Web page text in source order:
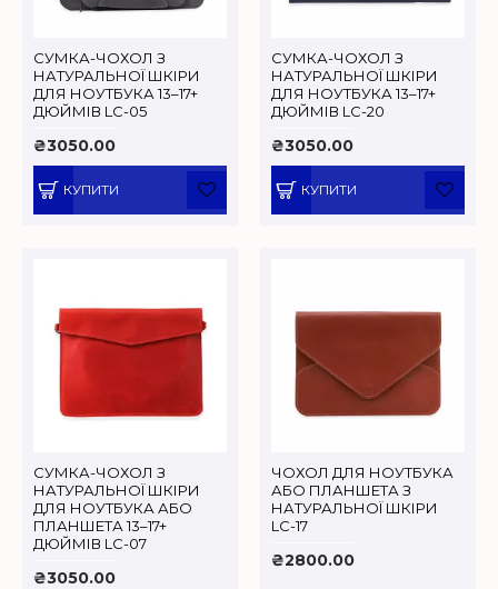
СУМКА-ЧОХОЛ З
НАТУРАЛЬНОЇ ШКІРИ
ДЛЯ НОУТБУКА 13–17+
ДЮЙМІВ LC-05
₴3050.00
КУПИТИ
СУМКА-ЧОХОЛ З
НАТУРАЛЬНОЇ ШКІРИ
ДЛЯ НОУТБУКА 13–17+
ДЮЙМІВ LC-20
₴3050.00
КУПИТИ
СУМКА-ЧОХОЛ З
НАТУРАЛЬНОЇ ШКІРИ
ДЛЯ НОУТБУКА АБО
ПЛАНШЕТА 13–17+
ДЮЙМІВ LC-07
₴3050.00
ЧОХОЛ ДЛЯ НОУТБУКА
АБО ПЛАНШЕТА З
НАТУРАЛЬНОЇ ШКІРИ
LC-17
₴2800.00